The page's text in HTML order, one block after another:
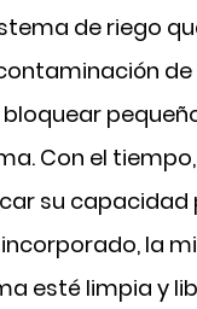
de riego
Con el
su
la
esté limpia y